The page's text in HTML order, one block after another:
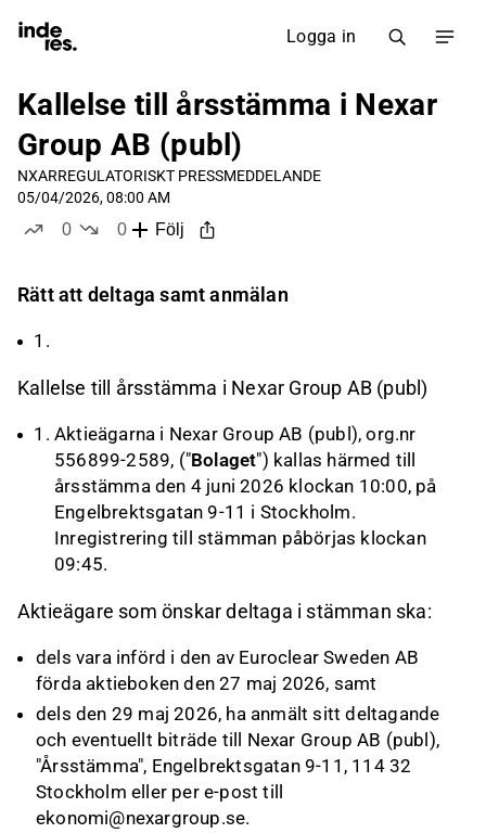
Logga in
Kallelse till årsstämma i Nexar
Group AB (publ)
NXARREGULATORISKT PRESSMEDDELANDE
05/04/2026, 08:00 AM
0
0
Följ
Rätt att deltaga samt anmälan
Kallelse till årsstämma i Nexar Group AB (publ)
Aktieägarna i Nexar Group AB (publ), org.nr
556899-2589, ("Bolaget") kallas härmed till
årsstämma den 4 juni 2026 klockan 10:00, på
Engelbrektsgatan 9-11 i Stockholm.
Inregistrering till stämman påbörjas klockan
09:45.
Aktieägare som önskar deltaga i stämman ska:
dels vara införd i den av Euroclear Sweden AB
förda aktieboken den 27 maj 2026, samt
dels den 29 maj 2026, ha anmält sitt deltagande
och eventuellt biträde till Nexar Group AB (publ),
"Årsstämma", Engelbrektsgatan 9-11, 114 32
Stockholm eller per e-post till
ekonomi@nexargroup.se.